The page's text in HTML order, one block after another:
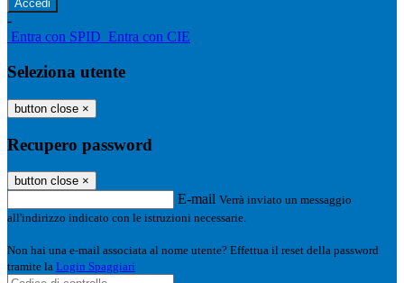
-
Entra con SPID Entra con CIE
Seleziona utente
button close ×
Recupero password
button close ×
E-mail Verrà inviato un messaggio
all'indirizzo indicato con le istruzioni necessarie.
Non hai una e-mail associata al nome utente? Effettua il reset della password
tramite la Login Spaggiari